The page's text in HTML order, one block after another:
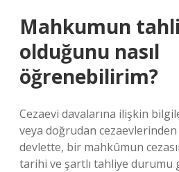
Mahkumun
olduğunu nasıl
öğrenebilirim?
Cezaevi davalarına ilişkin
veya doğrudan
devlette, bir mahkûmun
tarihi ve şartlı tahliye durumu